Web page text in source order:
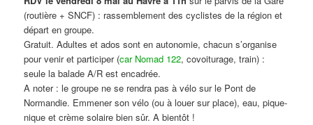
(routière + SNCF) : rassemblement des cyclistes de la région et
départ en groupe.
Gratuit. Adultes et ados sont en autonomie, chacun s’organise
pour venir et participer (car Nomad 122, covoiturage, train) :
seule la balade A/R est encadrée.
A noter : le groupe ne se rendra pas à vélo sur le Pont de
Normandie. Emmener son vélo (ou à louer sur place), eau, pique-
nique et crème solaire bien sûr. A bientôt !